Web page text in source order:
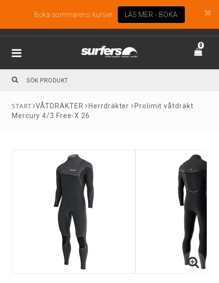
Boka sommarens kurser LÄS MER - BOKA
0
VÅTDRÄKTER Herrdräkter
Prolimit våtdräkt
Mercury 4/3 Free-X 26